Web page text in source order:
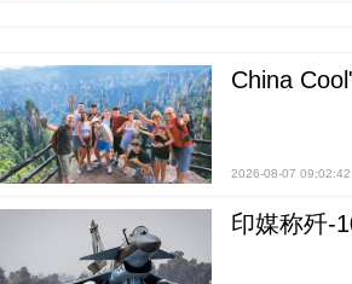
China
2026-08-07 09:02:42
印媒称歼-